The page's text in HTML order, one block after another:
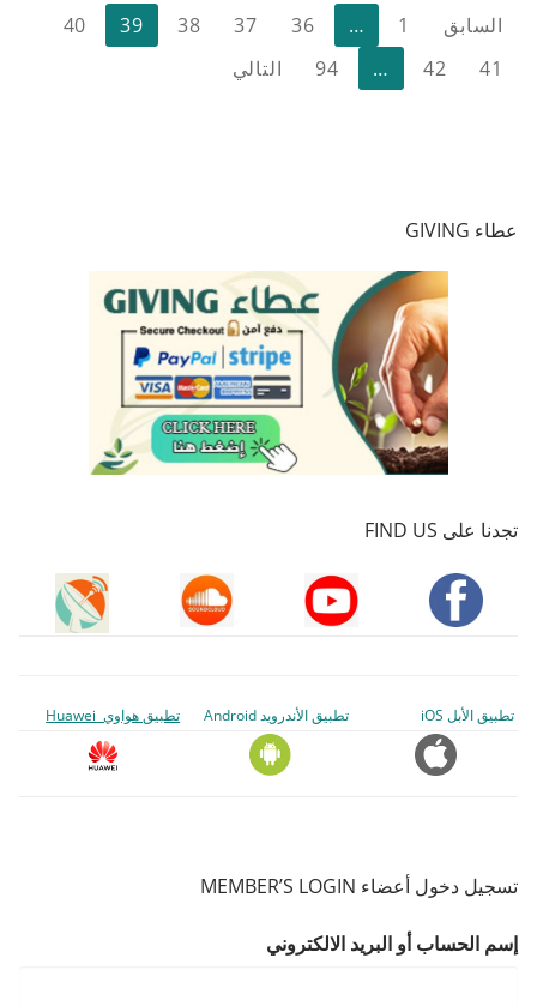
تعدد
صفحات
السابق 1
…
36
37
38
39
40
41
42
…
94 التالي
عطاء GIVING
تجدنا على FIND US
تطبيق الأبل iOS تطبيق الأندرويد Android تطبيق هواوي Huawei
تسجيل دخول أعضاء MEMBER’S LOGIN
إسم الحساب أو البريد الالكتروني